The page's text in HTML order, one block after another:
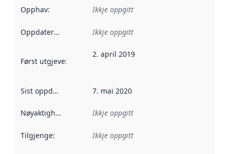
Opphav: Ikkje oppgitt
Oppdateringsfrekvens :
Ikkje oppgitt
Først utgjeve: Denne datoen seier når dataa i dette
2. april 2019
Sist oppdatert 7. mai 2020
Nøyaktigheit Ikkje oppgitt
Tilgjenge: Ikkje oppgitt